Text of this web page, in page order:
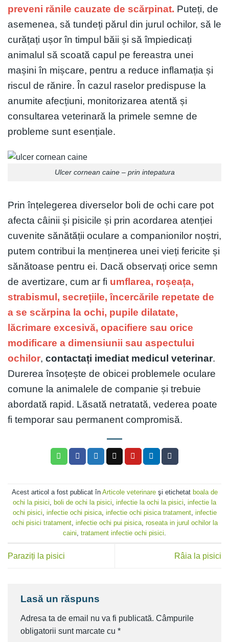
preveni rănile cauzate de scărpinat. Puteți, de
asemenea, să tundeți părul din jurul ochilor, să le
curățați ușor în timpul băii și să împiedicați
animalul să scoată capul pe fereastra unei
mașini în mișcare, pentru a reduce inflamația și
riscul de rănire. În cazul raselor predispuse la
anumite afecțiuni, monitorizarea atentă și
consultarea veterinară la primele semne de
probleme sunt esențiale.
Ulcer cornean caine – prin intepatura
Prin înțelegerea diverselor boli de ochi care pot
afecta câinii și pisicile și prin acordarea atenției
cuvenite sănătății oculare a companionilor noștri,
putem contribui la menținerea unei vieți fericite și
sănătoase pentru ei. Dacă observați orice semn
de avertizare, cum ar fi umflarea, roșeața,
strabismul, secrețiile, încercările repetate de
a se scărpina la ochi, pupile dilatate,
lăcrimare excesivă, opacifiere sau orice
modificare a dimensiunii sau aspectului
ochilor, contactați imediat medicul veterinar.
Durerea însoțește de obicei problemele oculare
comune la animalele de companie și trebuie
abordată rapid. Lăsată netratată, vederea poate
fi temporar sau permanent compromisă.
Acest articol a fost publicat în Articole veterinareşi etichetat boala de
ochi la pisici, boli de ochi la pisici, infectie la ochi la pisici, infectie la
ochi pisici, infectie ochi pisica, infectie ochi pisica tratament, infectie
ochi pisici tratament, infectie ochi pui pisica, roseata in jurul ochilor la
caini, tratament infectie ochi pisici.
Paraziți la pisici Râia la pisici
Lasă un răspuns
Adresa ta de email nu va fi publicată. Câmpurile
obligatorii sunt marcate cu *